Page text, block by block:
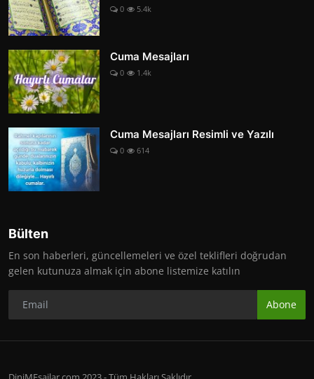
0 5.4k
Cuma Mesajları
0 1.4k
Cuma Mesajları Resimli ve Yazılı
0 614
Bülten
En son haberleri, güncellemeleri ve özel teklifleri doğrudan
gelen kutunuza almak için abone listemize katılın
Abone